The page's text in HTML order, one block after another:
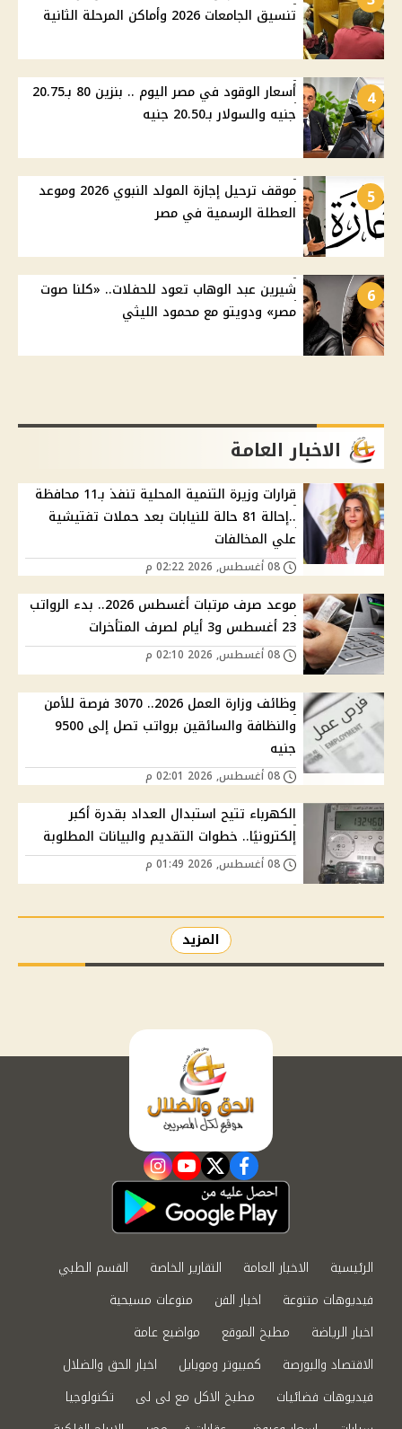
تنسيق الجامعات 2026 وأماكن المرحلة الثانية
4
أسعار الوقود في مصر اليوم .. بنزين 80 بـ20.75
جنيه والسولار بـ20.50 جنيه
5
موقف ترحيل إجازة المولد النبوي 2026 وموعد
العطلة الرسمية في مصر
6
شيرين عبد الوهاب تعود للحفلات.. «كلنا صوت
مصر» ودويتو مع محمود الليثي
الاخبار العامة
قرارات وزيرة التنمية المحلية تنفذ بـ11 محافظة
..إحالة 81 حالة للنيابات بعد حملات تفتيشية
علي المخالفات
موعد صرف مرتبات أغسطس 2026.. بدء الرواتب
23 أغسطس و3 أيام لصرف المتأخرات
وظائف وزارة العمل 2026.. 3070 فرصة للأمن
والنظافة والسائقين برواتب تصل إلى 9500
جنيه
الكهرباء تتيح استبدال العداد بقدرة أكبر
إلكترونيًا.. خطوات التقديم والبيانات المطلوبة
المزيد
facebook
twitter
youtube
instagram
الرئيسية الاخبار العامة التقارير الخاصة
القسم الطبي
فيديوهات متنوعة
اخبار الفن
منوعات مسيحية
اخبار الرياضة
مطبخ الموقع
مواضيع عامة
الاقتصاد والبورصة
كمبيوتر وموبايل
اخبار الحق والضلال
فيديوهات فضائيات
مطبخ الاكل مع لى لى
تكنولوجيا